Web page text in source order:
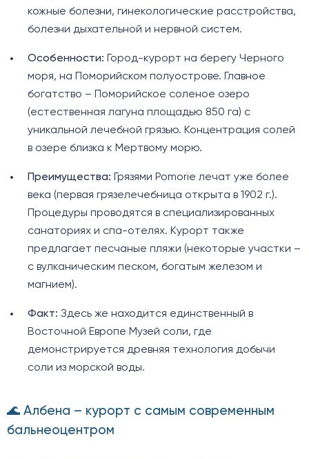
кожные болезни, гинекологические расстройства,
болезни дыхательной и нервной систем.
Особенности: Город-курорт на берегу Черного
моря, на Поморийском полуострове. Главное
богатство – Поморийское соленое озеро
(естественная лагуна площадью 850 га) с
уникальной лечебной грязью. Концентрация солей
в озере близка к Мертвому морю.
Преимущества: Грязями Pomorie лечат уже более
века (первая грязелечебница открыта в 1902 г.).
Процедуры проводятся в специализированных
санаториях и спа-отелях. Курорт также
предлагает песчаные пляжи (некоторые участки –
с вулканическим песком, богатым железом и
магнием).
Факт: Здесь же находится единственный в
Восточной Европе Музей соли, где
демонстрируется древняя технология добычи
соли из морской воды.
🌊 Албена – курорт с самым современным
бальнеоцентром